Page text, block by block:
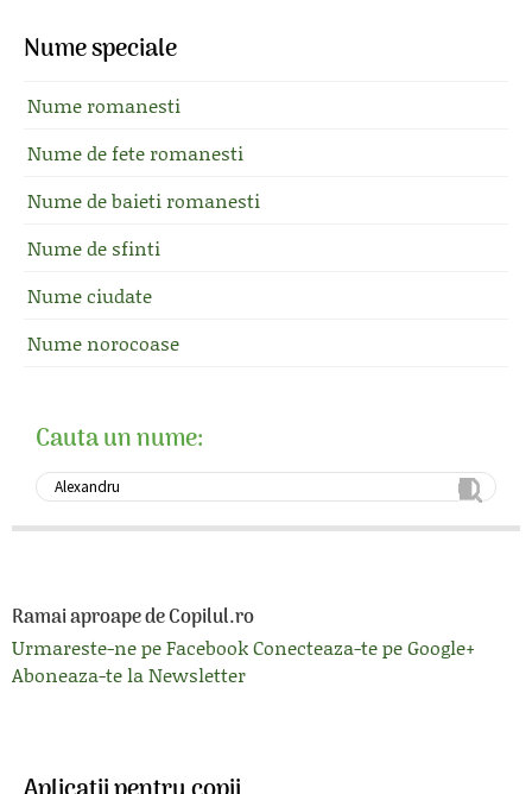
Nume speciale
Nume romanesti
Nume de fete romanesti
Nume de baieti romanesti
Nume de sfinti
Nume ciudate
Nume norocoase
Cauta un nume:
Ramai aproape de Copilul.ro
Urmareste-ne pe FacebookConecteaza-te pe Google+
Aboneaza-te la Newsletter